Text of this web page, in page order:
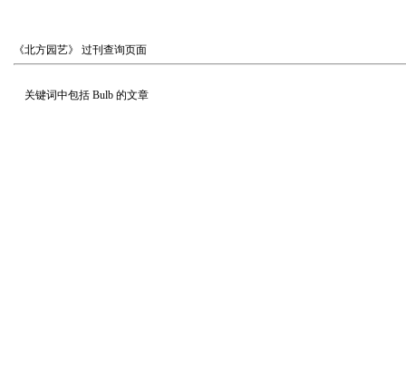
《北方园艺》 过刊查询页面
关键词中包括 Bulb 的文章